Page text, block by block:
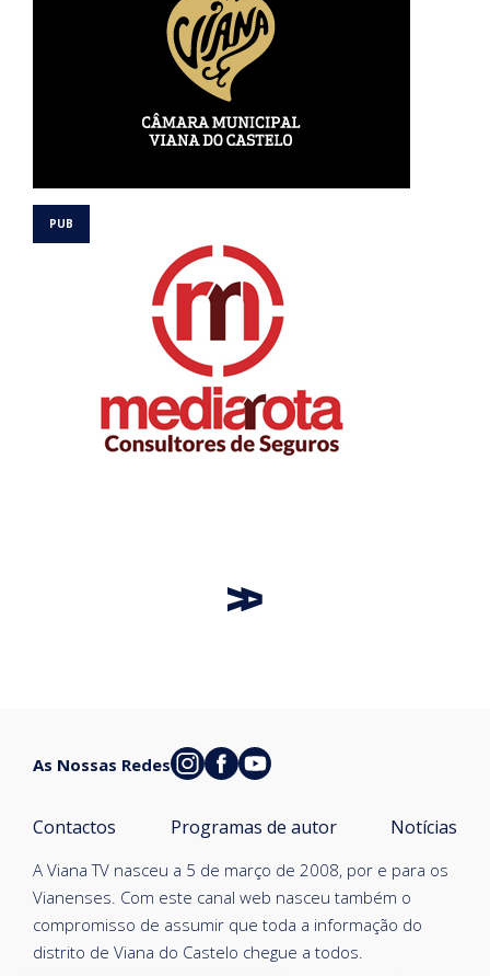
A Viana TV nasceu a 5 de março de 2008, por e para os
Vianenses. Com este canal web nasceu também o
compromisso de assumir que toda a informação do
distrito de Viana do Castelo chegue a todos.
Contactos Programas de autor Notícias
As Nossas Redes